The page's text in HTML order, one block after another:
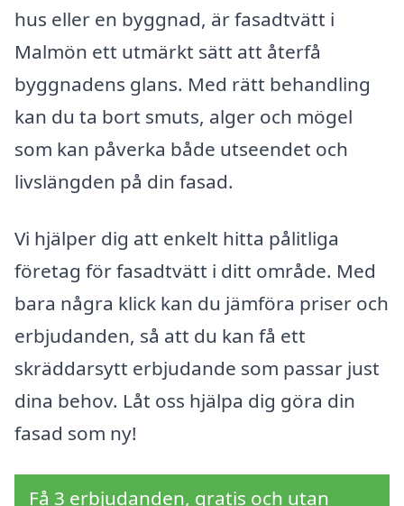
hus eller en byggnad, är fasadtvätt i
Malmön ett utmärkt sätt att återfå
byggnadens glans. Med rätt behandling
kan du ta bort smuts, alger och mögel
som kan påverka både utseendet och
livslängden på din fasad.
Vi hjälper dig att enkelt hitta pålitliga
företag för fasadtvätt i ditt område. Med
bara några klick kan du jämföra priser och
erbjudanden, så att du kan få ett
skräddarsytt erbjudande som passar just
dina behov. Låt oss hjälpa dig göra din
fasad som ny!
Få 3 erbjudanden, gratis och utan